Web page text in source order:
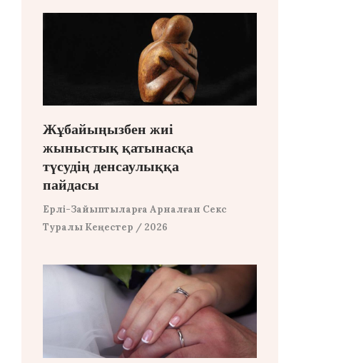
Жұбайыңызбен жиі
жыныстық қатынасқа
түсудің денсаулыққа
пайдасы
Ерлі-Зайыптыларға Арналған Секс
Туралы Кеңестер / 2026